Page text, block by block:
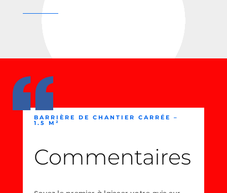
BARRIÈRE DE CHANTIER CARRÉE –
1.5 M²
Commentaires